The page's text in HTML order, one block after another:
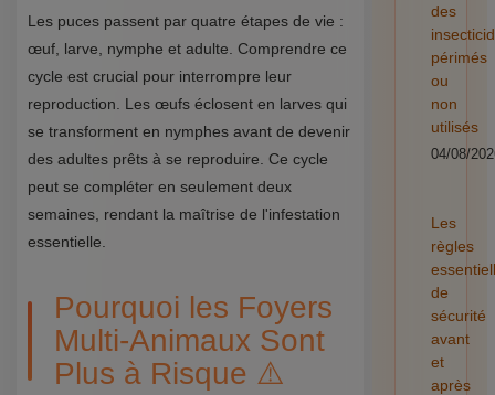
Les puces passent par quatre étapes de vie :
œuf, larve, nymphe et adulte. Comprendre ce
cycle est crucial pour interrompre leur
reproduction. Les œufs éclosent en larves qui
se transforment en nymphes avant de devenir
des adultes prêts à se reproduire. Ce cycle
peut se compléter en seulement deux
semaines, rendant la maîtrise de l'infestation
essentielle.
Pourquoi les Foyers
Multi-Animaux Sont
Plus à Risque ⚠️
des
périmés
ou
non
utilisés
04/08/
Les
règles
de
sécurité
avant
et
après